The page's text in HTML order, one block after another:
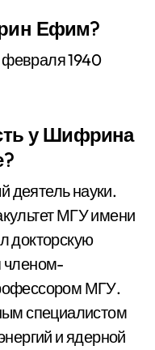
Ефим?
1940
у Шифрина
науки.
МГУ имени
докторскую
членом-
МГУ.
специалистом
и ядерной